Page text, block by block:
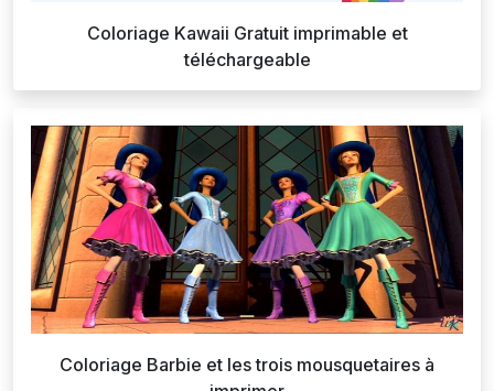
Coloriage Kawaii Gratuit imprimable et
téléchargeable
Coloriage Barbie et les trois mousquetaires à